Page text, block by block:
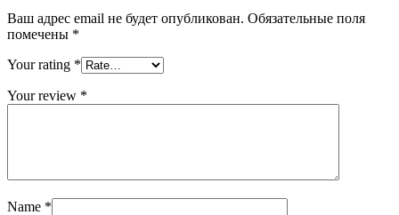
Ваш адрес email не будет опубликован. Обязательные поля
помечены *
Your rating *
Your review *
Name *